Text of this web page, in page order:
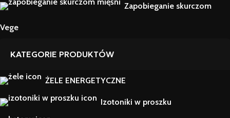
Zapobieganie skurczom
Vege
KATEGORIE PRODUKTÓW
ŻELE ENERGETYCZNE
Izotoniki w proszku